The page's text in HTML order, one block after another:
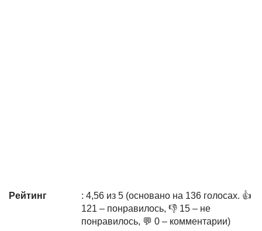
Рейтинг
: 4,56 из 5 (основано на 136 голосах. 👍
121 – понравилось, 👎 15 – не
понравилось, 💬 0 – комментарии)